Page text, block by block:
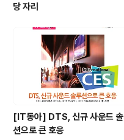
당 자리
[IT동아] DTS, 신규 사운드
션으로 큰 호응